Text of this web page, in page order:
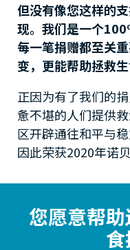
但没有像您这样的
现。我们是一个
每一笔捐赠都至关
变，更能帮助拯救生
正因为有了我们的
惫不堪的人们提供
区开辟通往和平与
因此荣获2020年诺
您愿意帮
食